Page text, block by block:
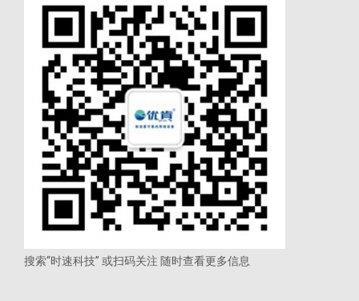
搜索“时速科技” 或扫码关注 随时查看更多信息